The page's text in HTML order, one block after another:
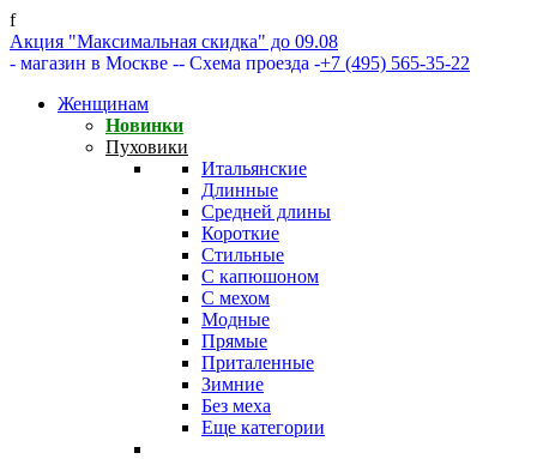
f
Акция "Максимальная скидка" до 09.08
- магазин в Москве -- Схема проезда -+7 (495) 565-35-22
Женщинам
Новинки
Пуховики
Итальянские
Длинные
Средней длины
Короткие
Стильные
С капюшоном
С мехом
Модные
Прямые
Приталенные
Зимние
Без меха
Еще категории